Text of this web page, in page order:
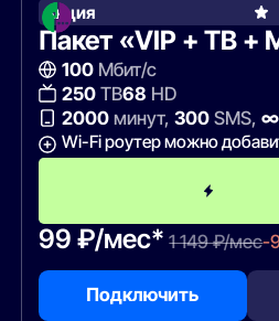
Акция
Пакет «VIP + ТВ +
100Мбит/с
250ТВ68 HD
2000минут, 300SMS, ∞
Wi-Fi роутер можно
99 ₽/мес* 1 149 ₽/мес-
Подключить